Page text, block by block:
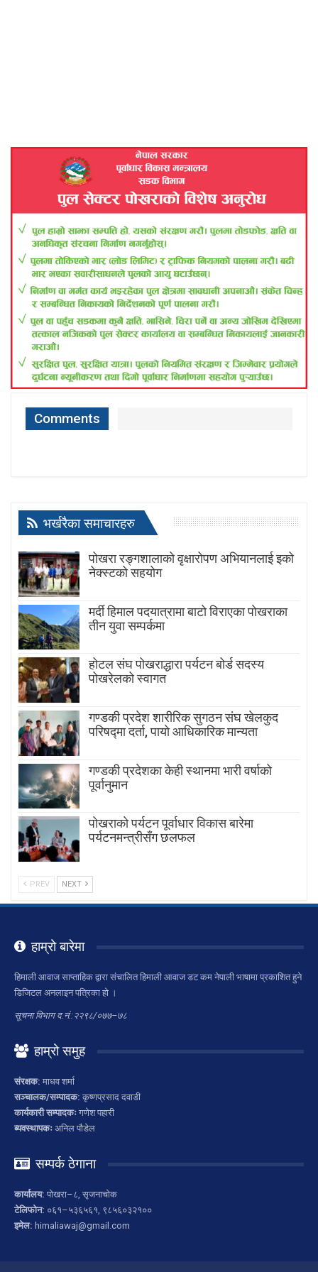
Comments
भर्खरैका समाचारहरु
पोखरा रङ्गशालाको वृक्षारोपण अभियानलाई इको
नेक्स्टको सहयोग
मर्दी हिमाल पदयात्रामा बाटाे विराएका पाेखराका
तीन युवा सम्पर्कमा
होटल संघ पोखराद्धारा पर्यटन बोर्ड सदस्य
पोखरेलको स्वागत
गण्डकी प्रदेश शारीरिक सुगठन संघ खेलकुद
परिषद्मा दर्ता, पायाे आधिकारिक मान्यता
गण्डकी प्रदेशका केही स्थानमा भारी वर्षाको
पूर्वानुमान
पाेखराकाे पर्यटन पूर्वाधार विकास बारेमा
पर्यटनमन्त्रीसँग छलफल
PREV NEXT
हाम्रो बारेमा
हिमाली आवाज साप्ताहिक द्वारा संचालित हिमाली आवाज डट कम नेपाली भाषामा प्रकाशित हुने
डिजिटल अनलाइन पत्रिका हो ।
सूचना विभाग द.नं.:२२९८/०७७–७८
हाम्रो समुह
संरक्षक: माधव शर्मा
सञ्चालक/सम्पादक: कृष्णप्रसाद दवाडी
कार्यकारी सम्पादकः गणेश पहारी
ब्यवस्थापकः अनिल पौडेल
सम्पर्क ठेगाना
कार्यालय: पोखरा–८, सृजनाचोक
टेलिफोन: ०६१–५३६५६१, ९८५६०३२१००
इमेल: himaliawaj@gmail.com